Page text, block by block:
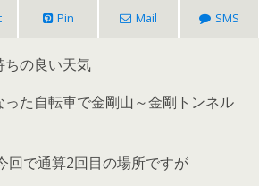
Pin Mail SMS
ちの良い天気
た自転車で金剛山～金剛トンネル
回で通算2回目の場所ですが